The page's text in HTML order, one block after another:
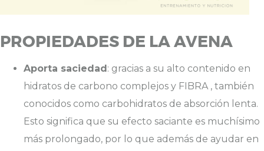
PROPIEDADES DE LA AVENA
Aporta saciedad: gracias a su alto contenido en
hidratos de carbono complejos y FIBRA , también
conocidos como carbohidratos de absorción lenta.
Esto significa que su efecto saciante es muchísimo
más prolongado, por lo que además de ayudar en